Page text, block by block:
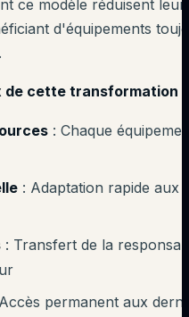
ce modèle réduisent
d'équipements
cette transformation :
: Chaque
: Adaptation rapide aux
: Transfert de la
permanent aux